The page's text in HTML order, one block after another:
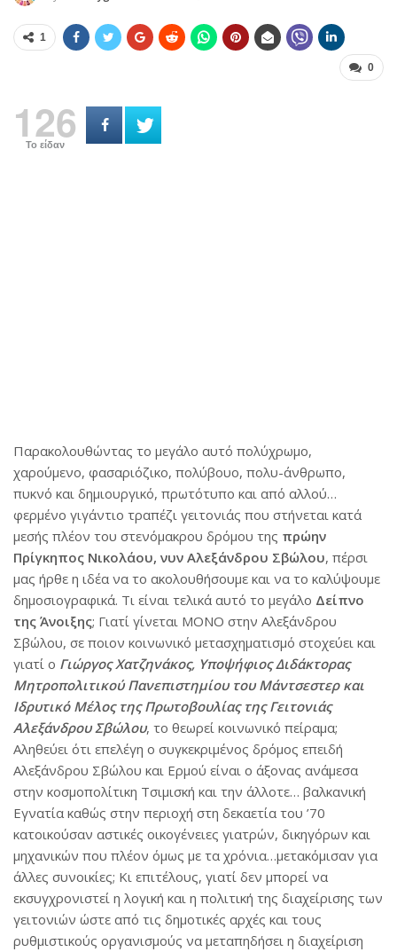
1
0
126
Το είδαν
Παρακολουθώντας το μεγάλο αυτό πολύχρωμο,
χαρούμενο, φασαριόζικο, πολύβουο, πολυ-άνθρωπο,
πυκνό και δημιουργικό, πρωτότυπο και από αλλού…
φερμένο γιγάντιο τραπέζι γειτονιάς που στήνεται κατά
μεσής πλέον του στενόμακρου δρόμου της πρώην
Πρίγκηπος Νικολάου, νυν Αλεξάνδρου Σβώλου, πέρσι
μας ήρθε η ιδέα να το ακολουθήσουμε και να το καλύψουμε
δημοσιογραφικά. Τι είναι τελικά αυτό το μεγάλο Δείπνο
της Άνοιξης; Γιατί γίνεται ΜΟΝΟ στην Αλεξάνδρου
Σβώλου, σε ποιον κοινωνικό μετασχηματισμό στοχεύει και
γιατί ο Γιώργος Χατζηνάκος, Υποψήφιος Διδάκτορας
Μητροπολιτικού Πανεπιστημίου του Μάντσεστερ και
Ιδρυτικό Μέλος της Πρωτοβουλίας της Γειτονιάς
Αλεξάνδρου Σβώλου, το θεωρεί κοινωνικό πείραμα;
Αληθεύει ότι επελέγη ο συγκεκριμένος δρόμος επειδή
Αλεξάνδρου Σβώλου και Ερμού είναι ο άξονας ανάμεσα
στην κοσμοπολίτικη Τσιμισκή και την άλλοτε… βαλκανική
Εγνατία καθώς στην περιοχή στη δεκαετία του ’70
κατοικούσαν αστικές οικογένειες γιατρών, δικηγόρων και
μηχανικών που πλέον όμως με τα χρόνια…μετακόμισαν για
άλλες συνοικίες; Κι επιτέλους, γιατί δεν μπορεί να
εκσυγχρονιστεί η λογική και η πολιτική της διαχείρισης των
γειτονιών ώστε από τις δημοτικές αρχές και τους
ρυθμιστικούς οργανισμούς να μεταπηδήσει η διαχείριση